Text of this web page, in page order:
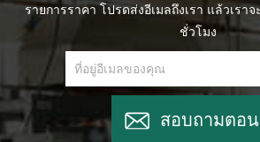
รายการราคา โปรดส่งอีเมลถึงเรา แล้วเรา
ชั่วโมง
สอบถามตอน